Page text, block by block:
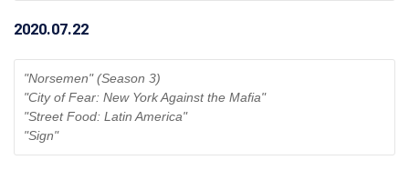
2020.07.22
"Norsemen" (Season 3)
"City of Fear: New York Against the Mafia"
"Street Food: Latin America"
"Sign"